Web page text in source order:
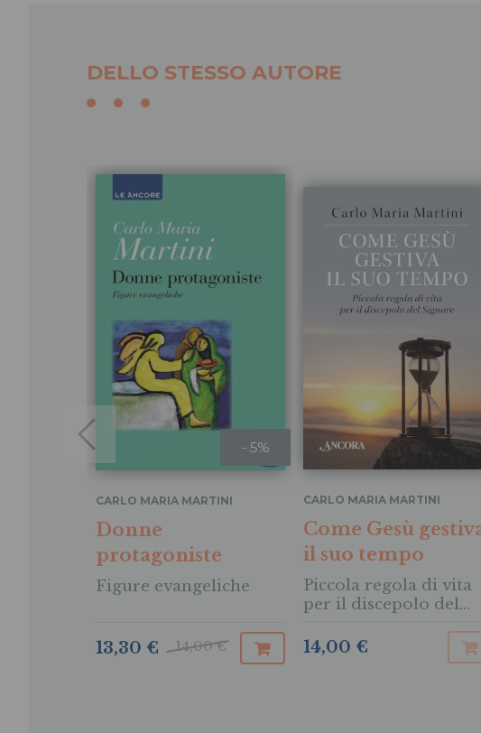
DELLO STESSO AUTORE
- 5%
CARLO MARIA MARTINI
Donne
protagoniste
Figure evangeliche
14,00 €
13,30 €
CARLO MARIA MARTINI
Come Gesù
il suo tempo
Piccola regola di vita
per il discepolo del
14,00 €